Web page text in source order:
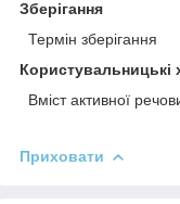
Зберігання
Термін зберігання
Користувальницькі
Вміст активної
Приховати